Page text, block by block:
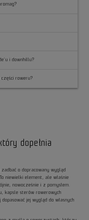
i downhillu?
części roweru?
dopełnia
o dopracowany wygląd
niewielki element, ale właśnie
nowocześnie i z pomysłem.
kapsle sterów rowerowych
jej wygląd do własnych